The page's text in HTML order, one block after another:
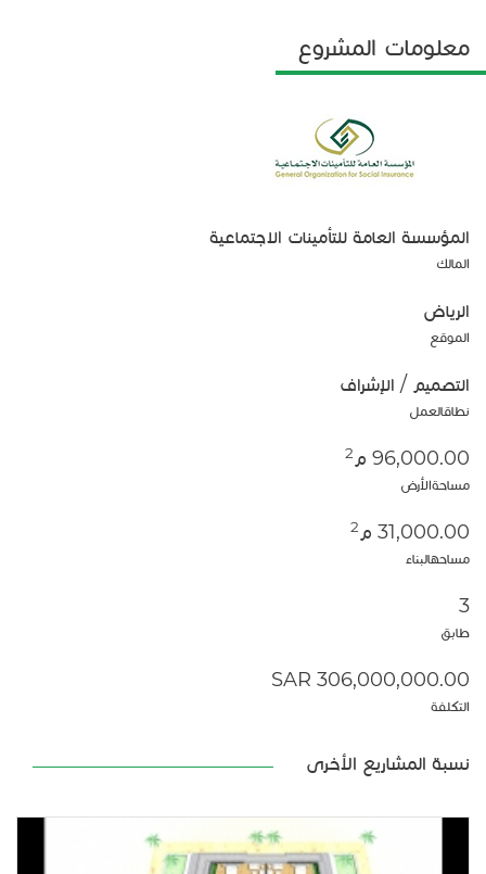
معلومات المشروع
المؤسسة العامة للتأمينات الاجتماعية
المالك
الرياض
الموقع
التصميم / الإشراف
نطاقالعمل
96,000.00 م 2
مساحةالأرض
31,000.00 م 2
مساحهالبناء
3
طابق
306,000,000.00 SAR
التكلفة
نسبة المشاريع الأخرى